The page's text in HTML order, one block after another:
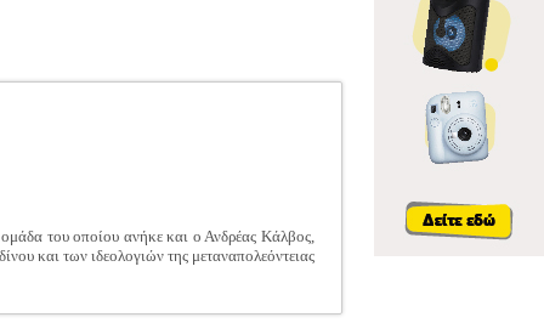
του οποίου ανήκε και ο Ανδρέας Κάλβος,
και των ιδεολογιών της μεταναπολεόντειας